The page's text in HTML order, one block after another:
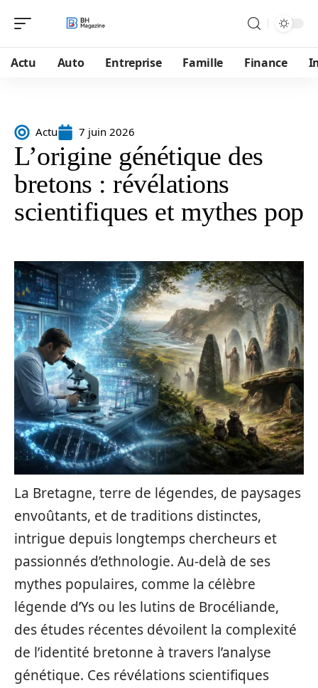
Actu Auto Entreprise Famille Finance
Actu 7 juin 2026
L’origine génétique des
bretons : révélations
scientifiques et mythes pop
La Bretagne, terre de légendes, de paysages
envoûtants, et de traditions distinctes,
intrigue depuis longtemps chercheurs et
passionnés d’ethnologie. Au-delà de ses
mythes populaires, comme la célèbre
légende d’Ys ou les lutins de Brocéliande,
des études récentes dévoilent la complexité
de l’identité bretonne à travers l’analyse
génétique. Ces révélations scientifiques